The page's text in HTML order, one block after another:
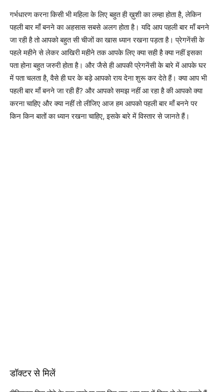
गर्भधारण करना किसी भी महिला के लिए बहुत ही ख़ुशी का लम्हा होता है, लेकिन
पहली बार माँ बनने का अहसास सबसे अलग होता है। यदि आप पहली बार माँ बनने
जा रही है तो आपको बहुत सी चीजों का खास ध्यान रखना पड़ता है। प्रेगनेंसी के
पहले महीने से लेकर आखिरी महीने तक आपके लिए क्या सही है क्या नहीं इसका
पता होना बहुत जरुरी होता है। और जैसे ही आपकी प्रेगनेंसी के बारे में आपके घर
में पता चलता है, वैसे ही घर के बड़े आपको राय देना शुरू कर देते हैं। क्या आप भी
पहली बार माँ बनने जा रही हैं? और आपको समझ नहीं आ रहा है की आपको क्या
करना चाहिए और क्या नहीं तो लीजिए आज हम आपको पहली बार माँ बनने पर
किन किन बातों का ध्यान रखना चाहिए, इसके बारे में विस्तार से जानते हैं।
डॉक्टर से मिलें